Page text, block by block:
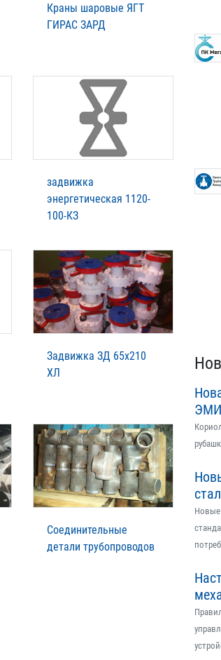
Краны шаровые ЯГТ
ГИРАС ЗАРД
задвижка
энергетическая 1120-
100-КЗ
Задвижка ЗД 65х210
ХЛ
Соединительные
детали трубопроводов
Новые